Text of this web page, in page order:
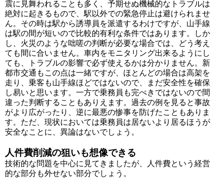
震に見舞われることも多く、予期せぬ機械的なトラブルは
絶対に起きるもので、駅以外での緊急停止は避けられませ
ん。その時は駅から誘導員を派遣するわけですが、山手線
は駅の間が短いので比較的有利な条件ではあります。しか
し、火災のような咄嗟の判断が必要な場合では、どう考え
ても間に合いません。車内をモニタリング出来るようにし
ても、トラブルの影響で必ず使えるかは分かりません。新
都市交通もこの点は一緒ですが、ほとんどの場合は高架を
走り、乗客も山手線ほどではないので、まだ安全性を確保
し易いと思います。一方で乗務員も完ぺきではないので間
違った判断することもありえます。過去の例を見ると事故
がより広がったり、逆に最悪の惨事を防げたこともありま
す。ただ、現状においては乗務員は居ないより居るほうが
安全なことに、異論はないでしょう。
人件費削減の狙いも想像できる
技術的な問題を中心に見てきましたが、人件費という経営
的な部分も外せない部分でしょう。